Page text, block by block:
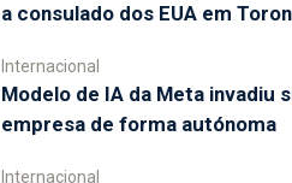
a consulado dos EUA em
Internacional
Modelo de IA da Meta invadiu
empresa de forma autónoma
Internacional